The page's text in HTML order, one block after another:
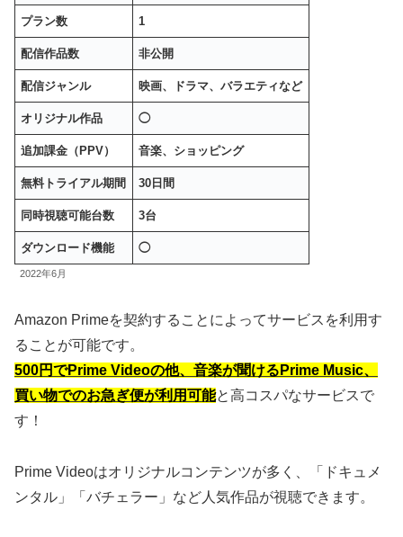
プラン数 1
配信作品数 非公開
配信ジャンル 映画、ドラマ、バラエティなど
オリジナル作品 ◯
追加課金（PPV） 音楽、ショッピング
無料トライアル期間 30日間
同時視聴可能台数 3台
ダウンロード機能 ◯
2022年6月
Amazon Primeを契約することによってサービスを利用す
ることが可能です。
500円でPrime Videoの他、音楽が聞けるPrime Music、
買い物でのお急ぎ便が利用可能と高コスパなサービスで
す！
Prime Videoはオリジナルコンテンツが多く、「ドキュメ
ンタル」「バチェラー」など人気作品が視聴できます。